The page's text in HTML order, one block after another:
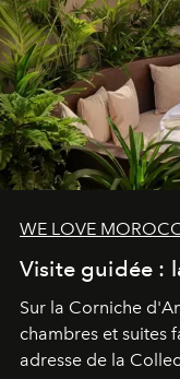
WE LOVE
Visite guidée :
Sur la Corniche
chambres et suites
adresse de la